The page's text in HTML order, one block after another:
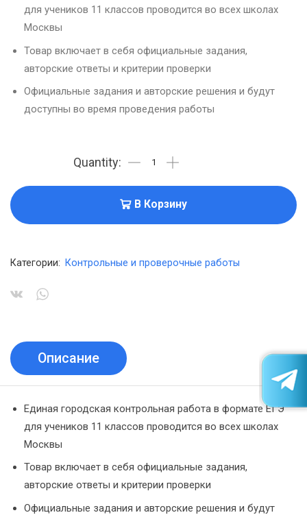
для учеников 11 классов проводится во всех школах
Москвы
Товар включает в себя официальные задания,
авторские ответы и критерии проверки
Официальные задания и авторские решения и будут
доступны во время проведения работы
В Корзину
Категории: Контрольные и проверочные работы
Описание
Единая городская контрольная работа в формате ЕГЭ
для учеников 11 классов проводится во всех школах
Москвы
Товар включает в себя официальные задания,
авторские ответы и критерии проверки
Официальные задания и авторские решения и будут